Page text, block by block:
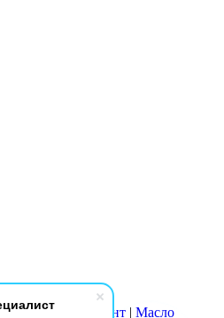
инструмент | Масло